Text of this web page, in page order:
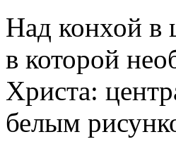
Над конхой в
в которой
Христа:
белым